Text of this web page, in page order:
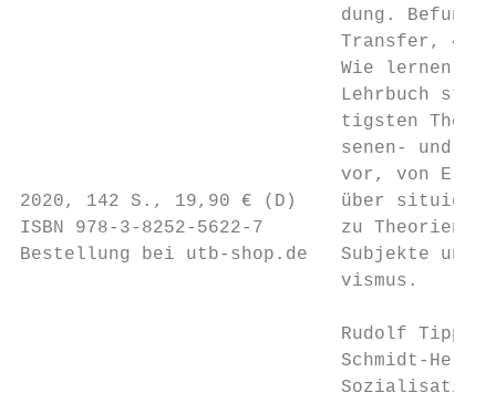
dung. Befunde
                             Transfer, 4
Wie lernen
Lehrbuch
tigsten
senen- und
vor, von
2020, 142 S., 19,90 € (D)    über
ISBN 978-3-8252-5622-7       zu Theorien
Bestellung bei utb-shop.de   Subjekte und
                             vismus.
Rudolf
                             Schmidt-Hertha
Sozialisation